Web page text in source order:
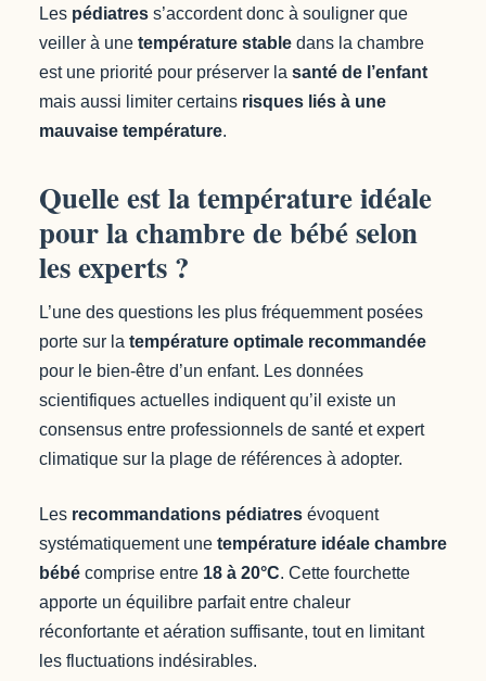
Les pédiatres s’accordent donc à souligner que
veiller à une température stable dans la chambre
est une priorité pour préserver la santé de l’enfant
mais aussi limiter certains risques liés à une
mauvaise température.
Quelle est la température idéale
pour la chambre de bébé selon
les experts ?
L’une des questions les plus fréquemment posées
porte sur la température optimale recommandée
pour le bien-être d’un enfant. Les données
scientifiques actuelles indiquent qu’il existe un
consensus entre professionnels de santé et expert
climatique sur la plage de références à adopter.
Les recommandations pédiatres évoquent
systématiquement une température idéale chambre
bébé comprise entre 18 à 20°C. Cette fourchette
apporte un équilibre parfait entre chaleur
réconfortante et aération suffisante, tout en limitant
les fluctuations indésirables.